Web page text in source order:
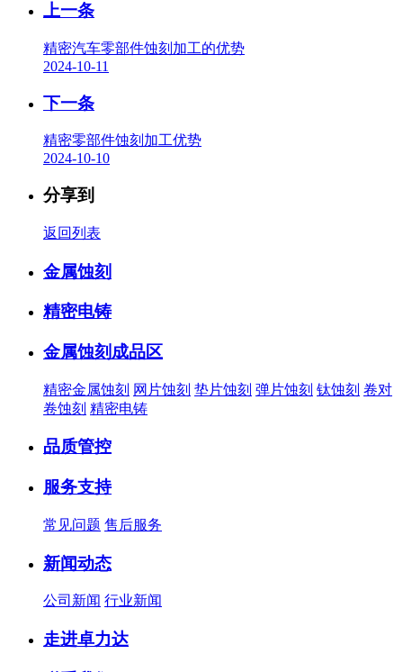
上一条
精密汽车零部件蚀刻加工的优势
2024-10-11
下一条
精密零部件蚀刻加工优势
2024-10-10
分享到
返回列表
金属蚀刻
精密电铸
金属蚀刻成品区
精密金属蚀刻 网片蚀刻 垫片蚀刻 弹片蚀刻 钛蚀刻 卷对
卷蚀刻 精密电铸
品质管控
服务支持
常见问题 售后服务
新闻动态
公司新闻 行业新闻
走进卓力达